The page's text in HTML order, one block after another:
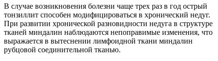
В случае возникновения болезни чаще трех раз в год острый
тонзиллит способен модифицироваться в хронический недуг.
При развитии хронической разновидности недуга в структуре
тканей миндалин наблюдаются непоправимые изменения, что
выражается в вытеснении лимфоидной ткани миндалин
рубцовой соединительной тканью.